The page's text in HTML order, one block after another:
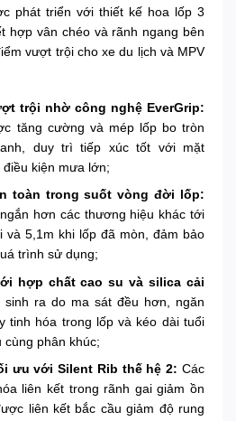
phát triển với thiết kế hoa lốp 3
hợp vân chéo và rãnh ngang bên
vượt trội cho xe du lịch và MPV
trội nhờ công nghệ EverGrip:
tăng cường và mép lốp bo tròn
duy trì tiếp xúc tốt với mặt
kiện mưa lớn;
toàn trong suốt vòng đời lốp:
hơn các thương hiệu khác tới
và 5,1m khi lốp đã mòn, đảm bảo
trình sử dụng;
hợp chất cao su và silica cải
sinh ra do ma sát đều hơn, ngăn
tinh hóa trong lốp và kéo dài tuổi
cùng phân khúc;
ưu với Silent Rib thế hệ 2: Các
liên kết trong rãnh gai giảm ồn
liên kết bắc cầu giảm độ rung